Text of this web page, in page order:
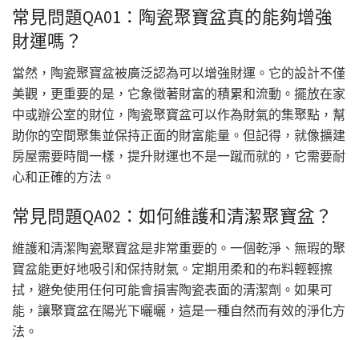
常見問題QA01：陶瓷聚寶盆真的能夠增強
財運嗎？
當然，陶瓷聚寶盆被廣泛認為可以增強財運。它的設計不僅
美觀，更重要的是，它象徵著財富的積累和流動。擺放在家
中或辦公室的財位，陶瓷聚寶盆可以作為財氣的集聚點，幫
助你的空間聚集並保持正面的財富能量。但記得，就像擴建
房屋需要時間一樣，提升財運也不是一蹴而就的，它需要耐
心和正確的方法。
常見問題QA02：如何維護和清潔聚寶盆？
維護和清潔陶瓷聚寶盆是非常重要的。一個乾淨、無瑕的聚
寶盆能更好地吸引和保持財氣。定期用柔和的布料輕輕擦
拭，避免使用任何可能會損害陶瓷表面的清潔劑。如果可
能，讓聚寶盆在陽光下曬曬，這是一種自然而有效的淨化方
法。